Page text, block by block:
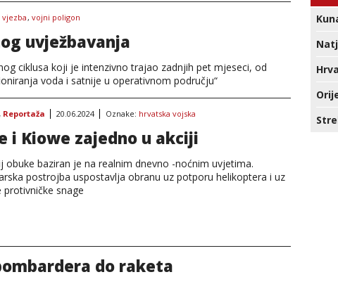
vjezba, vojni poligon
uvježbavanja
ciklusa koji je intenzivno trajao zadnjih pet mjeseci, od
voda i satnije u operativnom području“
Reportaža 20.06.2024 Oznake: hrvatska vojska
i Kiowe zajedno u akciji
obuke baziran je na realnim dnevno -noćnim uvjetima.
postrojba uspostavlja obranu uz potporu helikoptera i uz
protivničke snage
do raketa